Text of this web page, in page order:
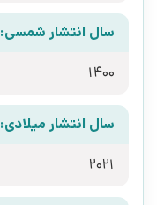
سال انتشار شمسی:
1400
سال انتشار میلادی:
2021